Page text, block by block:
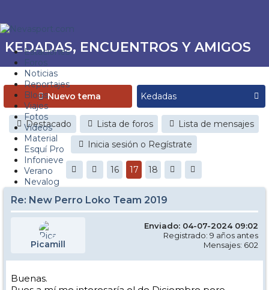
Estaciones
Foros
Noticias
Reportajes
Blogs
Viajes
Fotos
Videos
Material
Esquí Pro
Infonieve
Verano
Nevalog
KEDADAS, ENCUENTROS Y AMIGOS
Nuevo tema
Destacado Lista de foros
Lista de mensajes
Inicia sesión o Regístrate
16 17 18
Re: New Perro Loko Team 2019
Picamill
Enviado: 04-07-2024 09:02
Registrado: 9 años antes
Mensajes: 602
Buenas.